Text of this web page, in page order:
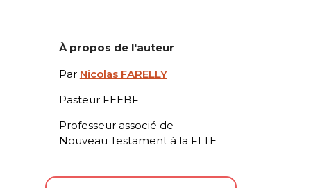
À propos de l'auteur
Par Nicolas FARELLY
Pasteur FEEBF
Professeur associé de
Nouveau Testament à la FLTE